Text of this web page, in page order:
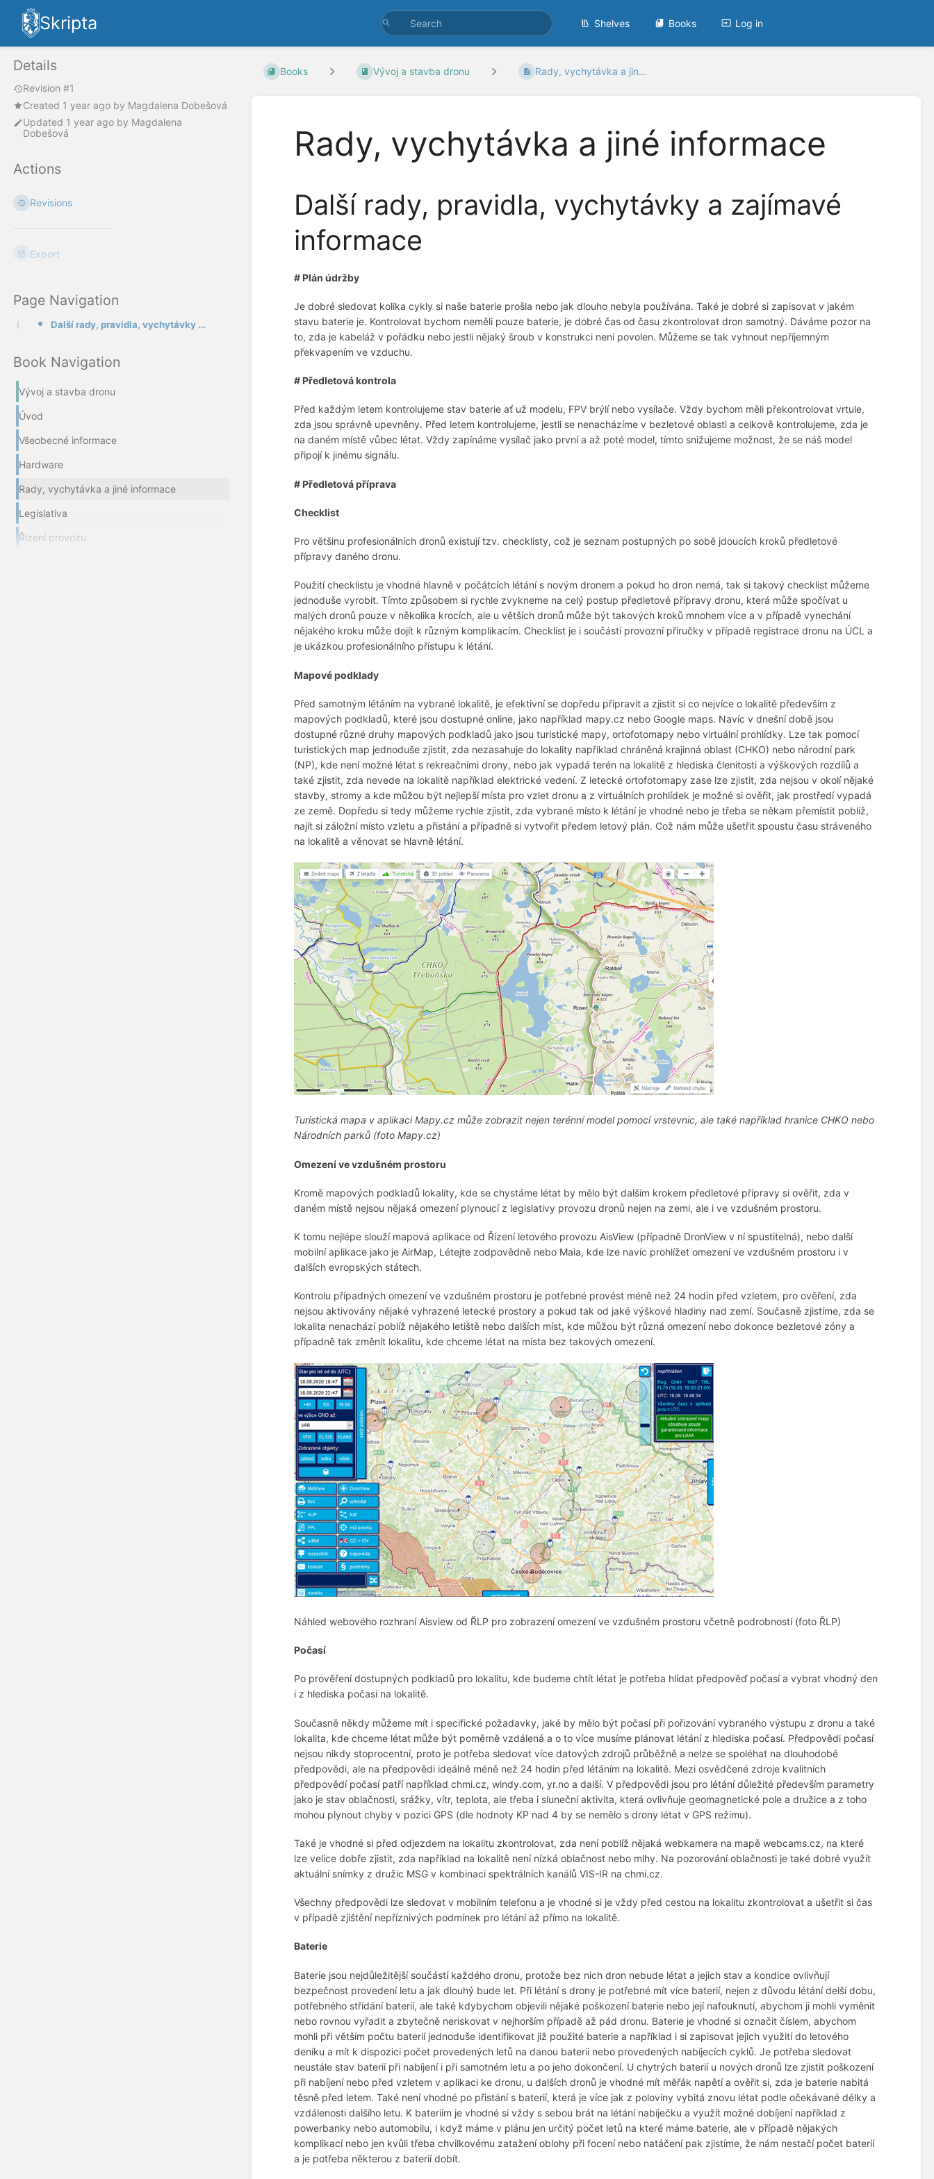
Skripta Shelves Books Log in
Details
Revision #1
Created 1 year ago by Magdalena Dobešová
Updated 1 year ago by Magdalena
Dobešová
Actions
Revisions
Export
Page Navigation
Další rady, pravidla, vychytávky a zajímavé informace
Book Navigation
Vývoj a stavba dronu
Úvod
Všeobecné informace
Hardware
Rady, vychytávka a jiné informace
Legislativa
Řízení provozu
Books Vývoj a stavba dronu Rady, vychytávka a jin...
Rady, vychytávka a jiné informace
Další rady, pravidla, vychytávky a zajímavé
informace
# Plán údržby
Je dobré sledovat kolika cykly si naše baterie prošla nebo jak dlouho nebyla používána. Také je dobré si zapisovat v jakém
stavu baterie je. Kontrolovat bychom neměli pouze baterie, je dobré čas od času zkontrolovat dron samotný. Dáváme pozor na
to, zda je kabeláž v pořádku nebo jestli nějaký šroub v konstrukci není povolen. Můžeme se tak vyhnout nepříjemným
překvapením ve vzduchu.
# Předletová kontrola
Před každým letem kontrolujeme stav baterie ať už modelu, FPV brýlí nebo vysílače. Vždy bychom měli překontrolovat vrtule,
zda jsou správně upevněny. Před letem kontrolujeme, jestli se nenacházíme v bezletové oblasti a celkově kontrolujeme, zda je
na daném místě vůbec létat. Vždy zapínáme vysílač jako první a až poté model, tímto snižujeme možnost, že se náš model
připojí k jinému signálu.
# Předletová příprava
Checklist
Pro většinu profesionálních dronů existují tzv. checklisty, což je seznam postupných po sobě jdoucích kroků předletové
přípravy daného dronu.
Použití checklistu je vhodné hlavně v počátcích létání s novým dronem a pokud ho dron nemá, tak si takový checklist můžeme
jednoduše vyrobit. Tímto způsobem si rychle zvykneme na celý postup předletové přípravy dronu, která může spočívat u
malých dronů pouze v několika krocích, ale u větších dronů může být takových kroků mnohem více a v případě vynechání
nějakého kroku může dojít k různým komplikacím. Checklist je i součástí provozní příručky v případě registrace dronu na ÚCL a
je ukázkou profesionálního přístupu k létání.
Mapové podklady
Před samotným létáním na vybrané lokalitě, je efektivní se dopředu připravit a zjistit si co nejvíce o lokalitě především z
mapových podkladů, které jsou dostupné online, jako například mapy.cz nebo Google maps. Navíc v dnešní době jsou
dostupné různé druhy mapových podkladů jako jsou turistické mapy, ortofotomapy nebo virtuální prohlídky. Lze tak pomocí
turistických map jednoduše zjistit, zda nezasahuje do lokality například chráněná krajinná oblast (CHKO) nebo národní park
(NP), kde není možné létat s rekreačními drony, nebo jak vypadá terén na lokalitě z hlediska členitosti a výškových rozdílů a
také zjistit, zda nevede na lokalitě například elektrické vedení. Z letecké ortofotomapy zase lze zjistit, zda nejsou v okolí nějaké
stavby, stromy a kde můžou být nejlepší místa pro vzlet dronu a z virtuálních prohlídek je možné si ověřit, jak prostředí vypadá
ze země. Dopředu si tedy můžeme rychle zjistit, zda vybrané místo k létání je vhodné nebo je třeba se někam přemístit poblíž,
najít si záložní místo vzletu a přistání a případně si vytvořit předem letový plán. Což nám může ušetřit spoustu času stráveného
na lokalitě a věnovat se hlavně létání.
Turistická mapa v aplikaci Mapy.cz může zobrazit nejen terénní model pomocí vrstevnic, ale také například hranice CHKO nebo
Národních parků (foto Mapy.cz)
Omezení ve vzdušném prostoru
Kromě mapových podkladů lokality, kde se chystáme létat by mělo být dalším krokem předletové přípravy si ověřit, zda v
daném místě nejsou nějaká omezení plynoucí z legislativy provozu dronů nejen na zemi, ale i ve vzdušném prostoru.
K tomu nejlépe slouží mapová aplikace od Řízení letového provozu AisView (případně DronView v ní spustitelná), nebo další
mobilní aplikace jako je AirMap, Létejte zodpovědně nebo Maia, kde lze navíc prohlížet omezení ve vzdušném prostoru i v
dalších evropských státech.
Kontrolu případných omezení ve vzdušném prostoru je potřebné provést méně než 24 hodin před vzletem, pro ověření, zda
nejsou aktivovány nějaké vyhrazené letecké prostory a pokud tak od jaké výškové hladiny nad zemí. Současně zjistíme, zda se
lokalita nenachází poblíž nějakého letiště nebo dalších míst, kde můžou být různá omezení nebo dokonce bezletové zóny a
případně tak změnit lokalitu, kde chceme létat na místa bez takových omezení.
Náhled webového rozhraní Aisview od ŘLP pro zobrazení omezení ve vzdušném prostoru včetně podrobností (foto ŘLP)
Počasí
Po prověření dostupných podkladů pro lokalitu, kde budeme chtít létat je potřeba hlídat předpověď počasí a vybrat vhodný den
i z hlediska počasí na lokalitě.
Současně někdy můžeme mít i specifické požadavky, jaké by mělo být počasí při pořizování vybraného výstupu z dronu a také
lokalita, kde chceme létat může být poměrně vzdálená a o to více musíme plánovat létání z hlediska počasí. Předpovědi počasí
nejsou nikdy stoprocentní, proto je potřeba sledovat více datových zdrojů průběžně a nelze se spoléhat na dlouhodobé
předpovědi, ale na předpovědi ideálně méně než 24 hodin před létáním na lokalitě. Mezi osvědčené zdroje kvalitních
předpovědí počasí patří například chmi.cz, windy.com, yr.no a další. V předpovědi jsou pro létání důležité především parametry
jako je stav oblačnosti, srážky, vítr, teplota, ale třeba i sluneční aktivita, která ovlivňuje geomagnetické pole a družice a z toho
mohou plynout chyby v pozici GPS (dle hodnoty KP nad 4 by se nemělo s drony létat v GPS režimu).
Také je vhodné si před odjezdem na lokalitu zkontrolovat, zda není poblíž nějaká webkamera na mapě webcams.cz, na které
lze velice dobře zjistit, zda například na lokalitě není nízká oblačnost nebo mlhy. Na pozorování oblačnosti je také dobré využít
aktuální snímky z družic MSG v kombinaci spektrálních kanálů VIS-IR na chmi.cz.
Všechny předpovědi lze sledovat v mobilním telefonu a je vhodné si je vždy před cestou na lokalitu zkontrolovat a ušetřit si čas
v případě zjištění nepříznivých podmínek pro létání až přímo na lokalitě.
Baterie
Baterie jsou nejdůležitější součástí každého dronu, protože bez nich dron nebude létat a jejich stav a kondice ovlivňují
bezpečnost provedení letu a jak dlouhý bude let. Při létání s drony je potřebné mít více baterií, nejen z důvodu létání delší dobu,
potřebného střídání baterií, ale také kdybychom objevili nějaké poškození baterie nebo její nafouknutí, abychom ji mohli vyměnit
nebo rovnou vyřadit a zbytečně neriskovat v nejhorším případě až pád dronu. Baterie je vhodné si označit číslem, abychom
mohli při větším počtu baterií jednoduše identifikovat již použité baterie a například i si zapisovat jejich využití do letového
deníku a mít k dispozici počet provedených letů na danou baterii nebo provedených nabíjecích cyklů. Je potřeba sledovat
neustále stav baterií při nabíjení i při samotném letu a po jeho dokončení. U chytrých baterií u nových dronů lze zjistit poškození
při nabíjení nebo před vzletem v aplikaci ke dronu, u dalších dronů je vhodné mít měřák napětí a ověřit si, zda je baterie nabitá
těsně před letem. Také není vhodné po přistání s baterií, která je více jak z poloviny vybitá znovu létat podle očekávané délky a
vzdálenosti dalšího letu. K bateriím je vhodné si vždy s sebou brát na létání nabíječku a využít možné dobíjení například z
powerbanky nebo automobilu, i když máme v plánu jen určitý počet letů na které máme baterie, ale v případě nějakých
komplikací nebo jen kvůli třeba chvilkovému zatažení oblohy při focení nebo natáčení pak zjistíme, že nám nestačí počet baterií
a je potřeba některou z baterií dobít.